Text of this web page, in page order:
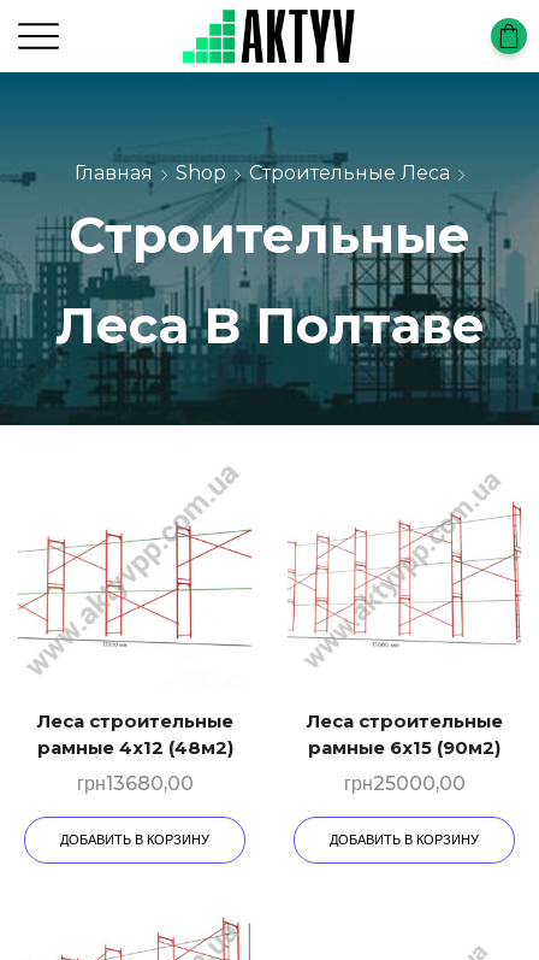
Главная Shop Строительные Леса
Строительные
Леса В Полтаве
Леса строительные
рамные 4х12 (48м2)
грн13680,00
ДОБАВИТЬ В КОРЗИНУ
Леса строительные
рамные 6х15 (90м2)
грн25000,00
ДОБАВИТЬ В КОРЗИНУ